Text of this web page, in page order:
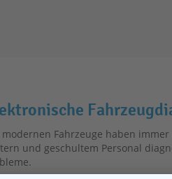
modernen Fahrzeuge haben
und geschultem Personal